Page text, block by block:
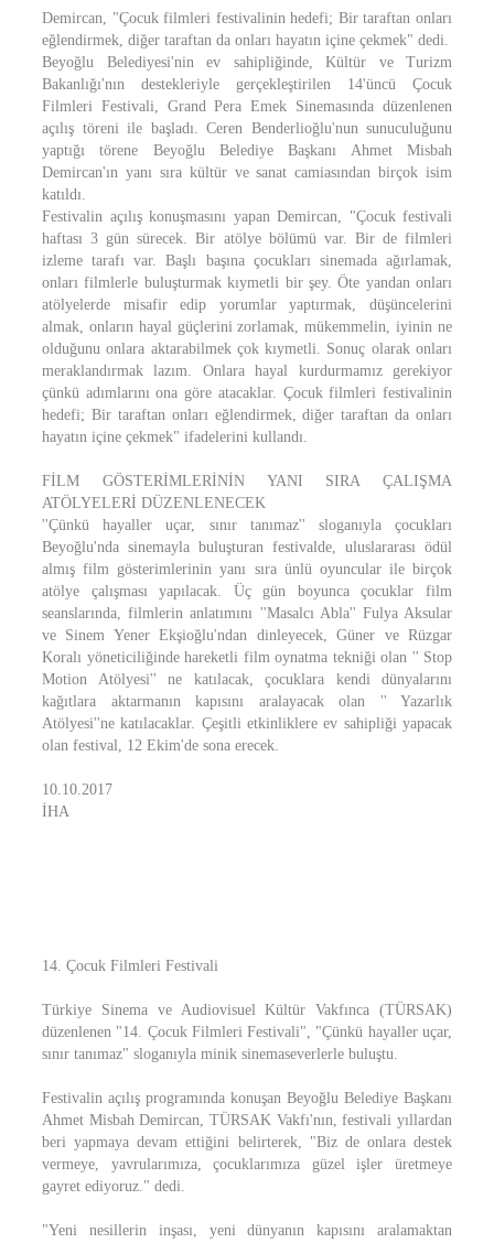
Demircan, "Çocuk filmleri festivalinin hedefi; Bir taraftan onları
eğlendirmek, diğer taraftan da onları hayatın içine çekmek" dedi.
Beyoğlu Belediyesi'nin ev sahipliğinde, Kültür ve Turizm
Bakanlığı'nın destekleriyle gerçekleştirilen 14'üncü Çocuk
Filmleri Festivali, Grand Pera Emek Sinemasında düzenlenen
açılış töreni ile başladı. Ceren Benderlioğlu'nun sunuculuğunu
yaptığı törene Beyoğlu Belediye Başkanı Ahmet Misbah
Demircan'ın yanı sıra kültür ve sanat camiasından birçok isim
katıldı.
Festivalin açılış konuşmasını yapan Demircan, "Çocuk festivali
haftası 3 gün sürecek. Bir atölye bölümü var. Bir de filmleri
izleme tarafı var. Başlı başına çocukları sinemada ağırlamak,
onları filmlerle buluşturmak kıymetli bir şey. Öte yandan onları
atölyelerde misafir edip yorumlar yaptırmak, düşüncelerini
almak, onların hayal güçlerini zorlamak, mükemmelin, iyinin ne
olduğunu onlara aktarabilmek çok kıymetli. Sonuç olarak onları
meraklandırmak lazım. Onlara hayal kurdurmamız gerekiyor
çünkü adımlarını ona göre atacaklar. Çocuk filmleri festivalinin
hedefi; Bir taraftan onları eğlendirmek, diğer taraftan da onları
hayatın içine çekmek" ifadelerini kullandı.
FİLM GÖSTERİMLERİNİN YANI SIRA ÇALIŞMA
ATÖLYELERİ DÜZENLENECEK
''Çünkü hayaller uçar, sınır tanımaz'' sloganıyla çocukları
Beyoğlu'nda sinemayla buluşturan festivalde, uluslararası ödül
almış film gösterimlerinin yanı sıra ünlü oyuncular ile birçok
atölye çalışması yapılacak. Üç gün boyunca çocuklar film
seanslarında, filmlerin anlatımını ''Masalcı Abla'' Fulya Aksular
ve Sinem Yener Ekşioğlu'ndan dinleyecek, Güner ve Rüzgar
Koralı yöneticiliğinde hareketli film oynatma tekniği olan '' Stop
Motion Atölyesi'' ne katılacak, çocuklara kendi dünyalarını
kağıtlara aktarmanın kapısını aralayacak olan '' Yazarlık
Atölyesi''ne katılacaklar. Çeşitli etkinliklere ev sahipliği yapacak
olan festival, 12 Ekim'de sona erecek.
10.10.2017
İHA
14. Çocuk Filmleri Festivali
Türkiye Sinema ve Audiovisuel Kültür Vakfınca (TÜRSAK)
düzenlenen "14. Çocuk Filmleri Festivali", "Çünkü hayaller uçar,
sınır tanımaz" sloganıyla minik sinemaseverlerle buluştu.
Festivalin açılış programında konuşan Beyoğlu Belediye Başkanı
Ahmet Misbah Demircan, TÜRSAK Vakfı'nın, festivali yıllardan
beri yapmaya devam ettiğini belirterek, "Biz de onlara destek
vermeye, yavrularımıza, çocuklarımıza güzel işler üretmeye
gayret ediyoruz." dedi.
"Yeni nesillerin inşası, yeni dünyanın kapısını aralamaktan